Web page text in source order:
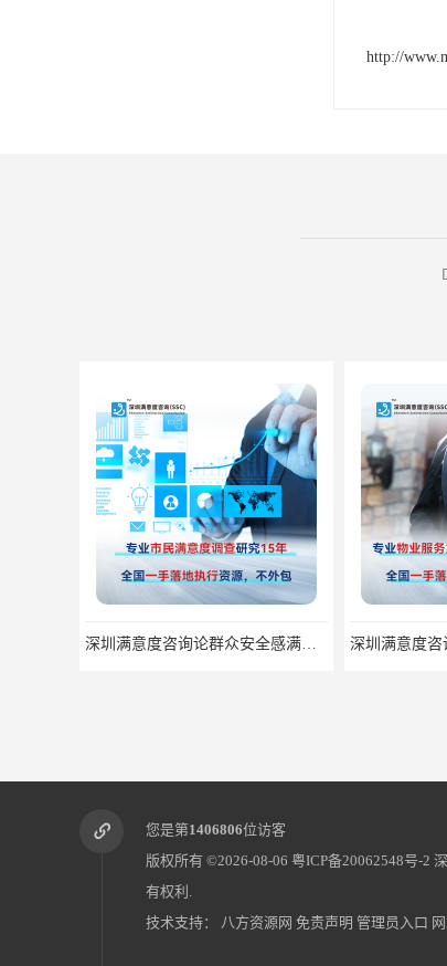
http://
深圳满意度咨询谈如何提升物业满意度
您是第1406806位访客
版权所有 ©2026-08-06 粤ICP备20062548号-2
有权利.
技术支持： 八方资源网 免责声明 管理员入口